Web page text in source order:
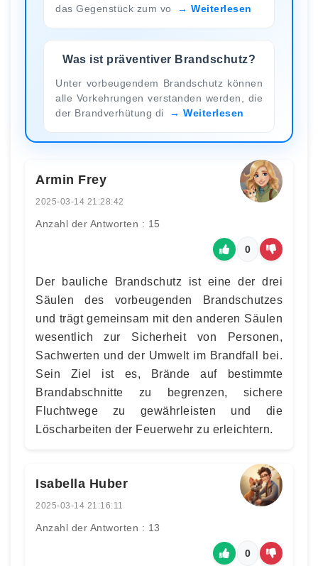
das Gegenstück zum vo
Weiterlesen
Was ist präventiver Brandschutz?
Unter vorbeugendem Brandschutz können
alle Vorkehrungen verstanden werden, die
der Brandverhütung di
Weiterlesen
Armin Frey
2025-03-14 21:28:42
Anzahl der Antworten : 15
0
Der bauliche Brandschutz ist eine der drei
Säulen des vorbeugenden Brandschutzes
und trägt gemeinsam mit den anderen Säulen
wesentlich zur Sicherheit von Personen,
Sachwerten und der Umwelt im Brandfall bei.
Sein Ziel ist es, Brände auf bestimmte
Brandabschnitte zu begrenzen, sichere
Fluchtwege zu gewährleisten und die
Löscharbeiten der Feuerwehr zu erleichtern.
Isabella Huber
2025-03-14 21:16:11
Anzahl der Antworten : 13
0